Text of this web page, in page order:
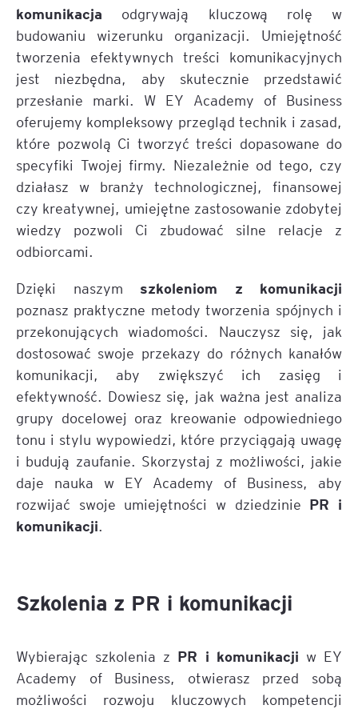
komunikacja odgrywają kluczową rolę w
budowaniu wizerunku organizacji. Umiejętność
tworzenia efektywnych treści komunikacyjnych
jest niezbędna, aby skutecznie przedstawić
przesłanie marki. W EY Academy of Business
oferujemy kompleksowy przegląd technik i zasad,
które pozwolą Ci tworzyć treści dopasowane do
specyfiki Twojej firmy. Niezależnie od tego, czy
działasz w branży technologicznej, finansowej
czy kreatywnej, umiejętne zastosowanie zdobytej
wiedzy pozwoli Ci zbudować silne relacje z
odbiorcami.
Dzięki naszym szkoleniom z komunikacji
poznasz praktyczne metody tworzenia spójnych i
przekonujących wiadomości. Nauczysz się, jak
dostosować swoje przekazy do różnych kanałów
komunikacji, aby zwiększyć ich zasięg i
efektywność. Dowiesz się, jak ważna jest analiza
grupy docelowej oraz kreowanie odpowiedniego
tonu i stylu wypowiedzi, które przyciągają uwagę
i budują zaufanie. Skorzystaj z możliwości, jakie
daje nauka w EY Academy of Business, aby
rozwijać swoje umiejętności w dziedzinie PR i
komunikacji.
Szkolenia z PR i komunikacji
Wybierając szkolenia z PR i komunikacji w EY
Academy of Business, otwierasz przed sobą
możliwości rozwoju kluczowych kompetencji